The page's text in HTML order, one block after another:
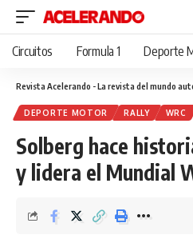
Circuitos Formula 1 Deporte
Revista Acelerando - La revista del mundo
DEPORTE MOTOR RALLY WRC
Solberg hace
y lidera el Mundial